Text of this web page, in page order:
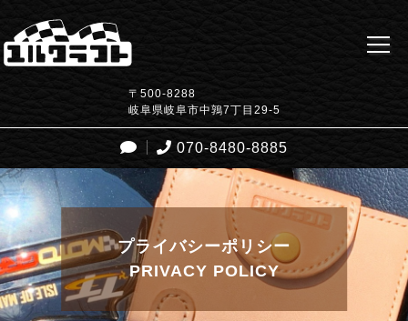
〒500-8288
岐阜県岐阜市中鶉7丁目29-5
070-8480-8885
プライバシーポリシー
PRIVACY POLICY